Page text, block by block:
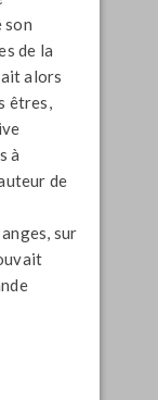
son
de la
alors
êtres,
à
de
sur